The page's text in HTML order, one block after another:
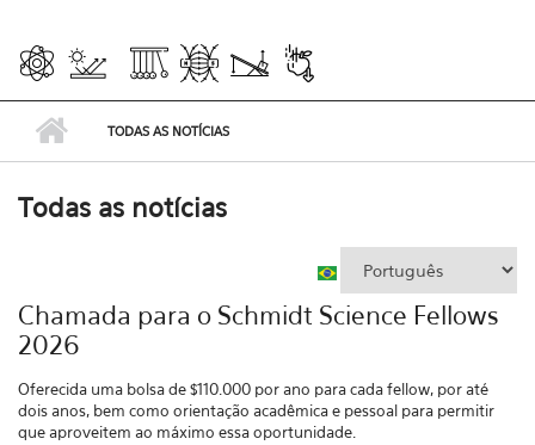
TODAS AS NOTÍCIAS
Todas as notícias
Chamada para o Schmidt Science Fellows
2026
Oferecida uma bolsa de $110.000 por ano para cada fellow, por até
dois anos, bem como orientação acadêmica e pessoal para permitir
que aproveitem ao máximo essa oportunidade.